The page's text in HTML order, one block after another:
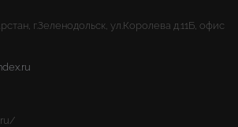
г.Зеленодольск, ул.Королева д.11Б, офис